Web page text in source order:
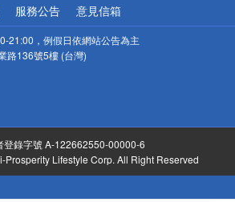
服務公告 意見信箱
21:00，例假日依網站公告為主
路136號5樓 (台灣)
登錄字號 A-122662550-00000-6
Lifestyle Corp. All Right Reserved